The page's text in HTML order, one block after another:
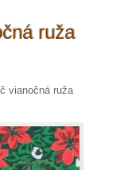
ruža
vianočná ruža